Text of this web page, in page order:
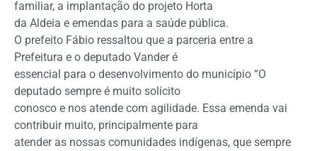
familiar, a implantação do projeto Horta
da Aldeia e emendas para a saúde pública.
O prefeito Fábio ressaltou que a parceria entre a
Prefeitura e o deputado Vander é
essencial para o desenvolvimento do município “O
deputado sempre é muito solícito
conosco e nos atende com agilidade. Essa emenda vai
contribuir muito, principalmente para
atender as nossas comunidades indígenas, que sempre